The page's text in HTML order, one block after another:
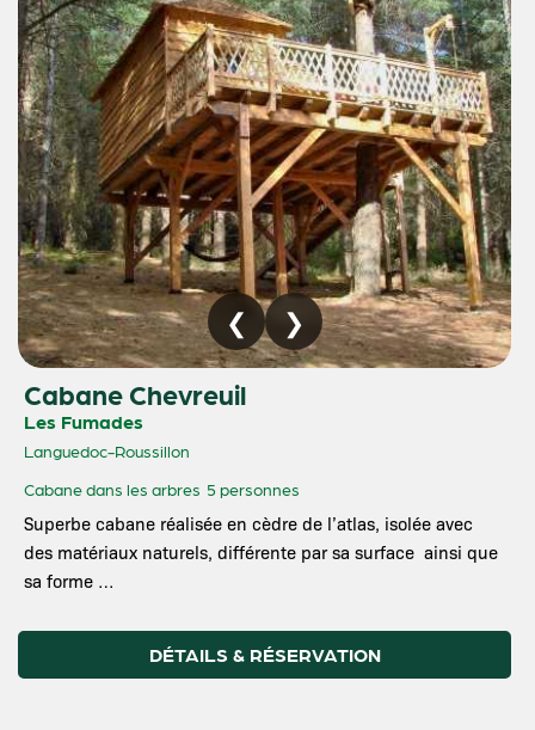
Cabane Chevreuil
Les Fumades
Languedoc-Roussillon
Cabane dans les arbres 5 personnes
Superbe cabane réalisée en cèdre de l’atlas, isolée avec
des matériaux naturels, différente par sa surface ainsi que
sa forme …
DÉTAILS & RÉSERVATION